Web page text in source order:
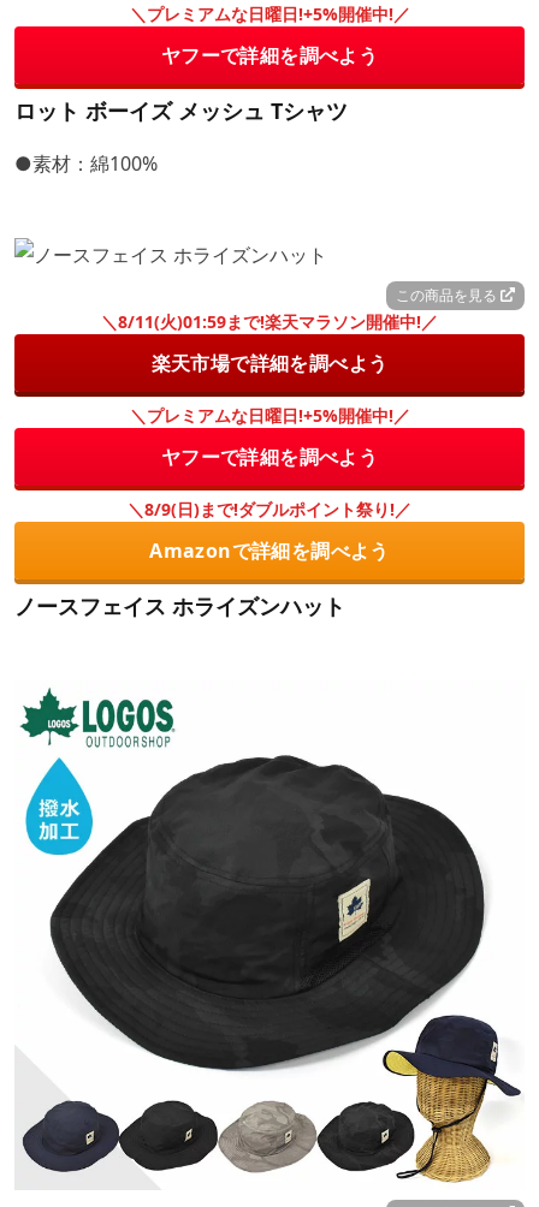
＼プレミアムな日曜日!+5%開催中!／
ヤフーで詳細を調べよう
ロット ボーイズ メッシュ Tシャツ
●素材：綿100%
この商品を見る
＼8/11(火)01:59まで!楽天マラソン開催中!／
楽天市場で詳細を調べよう
＼プレミアムな日曜日!+5%開催中!／
ヤフーで詳細を調べよう
＼8/9(日)まで!ダブルポイント祭り!／
Amazonで詳細を調べよう
ノースフェイス ホライズンハット